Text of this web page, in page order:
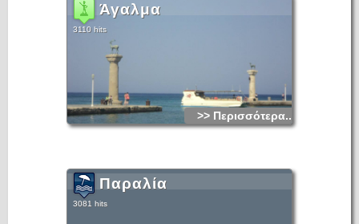
Άγαλμα
3110 hits
>> Περισσότερα...
Παραλία
3081 hits